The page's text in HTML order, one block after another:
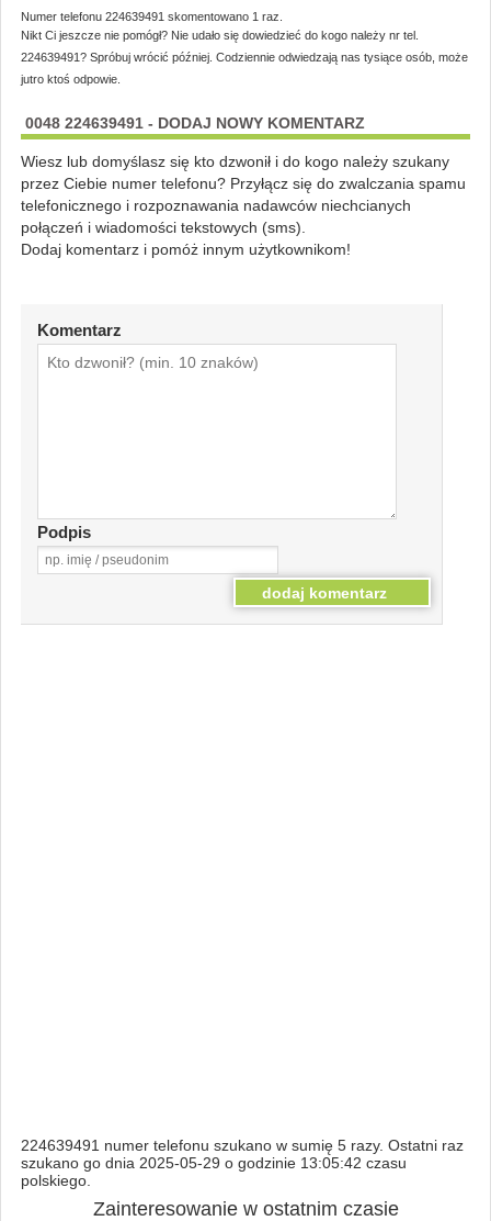
Numer telefonu 224639491 skomentowano 1 raz.
Nikt Ci jeszcze nie pomógł? Nie udało się dowiedzieć do kogo należy nr tel.
224639491? Spróbuj wrócić później. Codziennie odwiedzają nas tysiące osób, może
jutro ktoś odpowie.
0048 224639491 - DODAJ NOWY KOMENTARZ
Wiesz lub domyślasz się kto dzwonił i do kogo należy szukany
przez Ciebie numer telefonu? Przyłącz się do zwalczania spamu
telefonicznego i rozpoznawania nadawców niechcianych
połączeń i wiadomości tekstowych (sms).
Dodaj komentarz i pomóż innym użytkownikom!
Komentarz
Podpis
224639491 numer telefonu szukano w sumię 5 razy. Ostatni raz
szukano go dnia 2025-05-29 o godzinie 13:05:42 czasu
polskiego.
Zainteresowanie w ostatnim czasie